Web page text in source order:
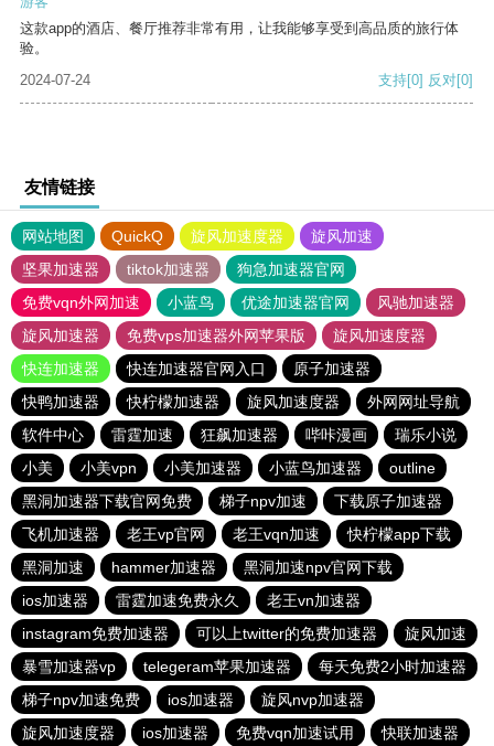
这款app的酒店、餐厅推荐非常有用，让我能够享受到高品质的旅行体
验。
2024-07-24
支持[0] 反对[0]
友情链接
网站地图 QuickQ 旋风加速度器
旋风加速
坚果加速器
tiktok加速器
狗急加速器官网
免费vqn外网加速
小蓝鸟 优途加速器官网
风驰加速器
旋风加速器
免费vps加速器外网苹果版
旋风加速度器
快连加速器
快连加速器官网入口
原子加速器
快鸭加速器
快柠檬加速器 旋风加速度器
外网网址导航
软件中心
雷霆加速 狂飙加速器 哔咔漫画
瑞乐小说
小美
小美vpn 小美加速器 小蓝鸟加速器
outline
黑洞加速器下载官网免费
梯子npv加速
下载原子加速器
飞机加速器
老王vp官网 老王vqn加速
快柠檬app下载
黑洞加速
hammer加速器
黑洞加速npv官网下载
ios加速器
雷霆加速免费永久
老王vn加速器
instagram免费加速器
可以上twitter的免费加速器
旋风加速
暴雪加速器vp
telegeram苹果加速器
每天免费2小时加速器
梯子npv加速免费
ios加速器
旋风nvp加速器
旋风加速度器
ios加速器 免费vqn加速试用 快联加速器